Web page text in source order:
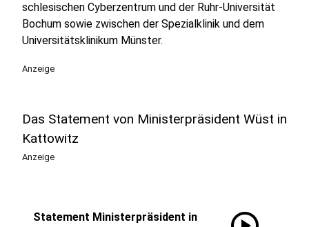
schlesischen Cyberzentrum und der Ruhr-Universität
Bochum sowie zwischen der Spezialklinik und dem
Universitätsklinikum Münster.
Anzeige
Das Statement von Ministerpräsident Wüst in
Kattowitz
Anzeige
Statement Ministerpräsident in